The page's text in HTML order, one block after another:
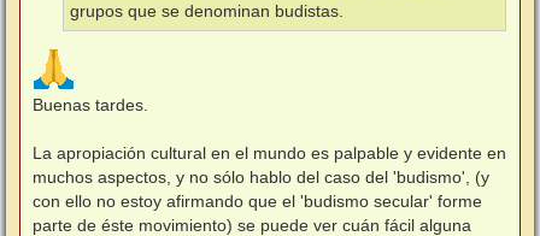
grupos que se denominan budistas.
Buenas tardes.
La apropiación cultural en el mundo es palpable y evidente en
muchos aspectos, y no sólo hablo del caso del 'budismo', (y
con ello no estoy afirmando que el 'budismo secular' forme
parte de éste movimiento) se puede ver cuán fácil alguna